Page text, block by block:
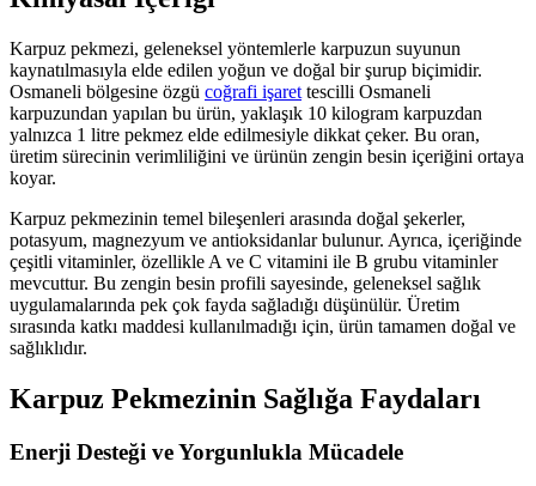
Karpuz pekmezi, geleneksel yöntemlerle karpuzun suyunun
kaynatılmasıyla elde edilen yoğun ve doğal bir şurup biçimidir.
Osmaneli bölgesine özgü coğrafi işaret tescilli Osmaneli
karpuzundan yapılan bu ürün, yaklaşık 10 kilogram karpuzdan
yalnızca 1 litre pekmez elde edilmesiyle dikkat çeker. Bu oran,
üretim sürecinin verimliliğini ve ürünün zengin besin içeriğini ortaya
koyar.
Karpuz pekmezinin temel bileşenleri arasında doğal şekerler,
potasyum, magnezyum ve antioksidanlar bulunur. Ayrıca, içeriğinde
çeşitli vitaminler, özellikle A ve C vitamini ile B grubu vitaminler
mevcuttur. Bu zengin besin profili sayesinde, geleneksel sağlık
uygulamalarında pek çok fayda sağladığı düşünülür. Üretim
sırasında katkı maddesi kullanılmadığı için, ürün tamamen doğal ve
sağlıklıdır.
Karpuz Pekmezinin Sağlığa Faydaları
Enerji Desteği ve Yorgunlukla Mücadele